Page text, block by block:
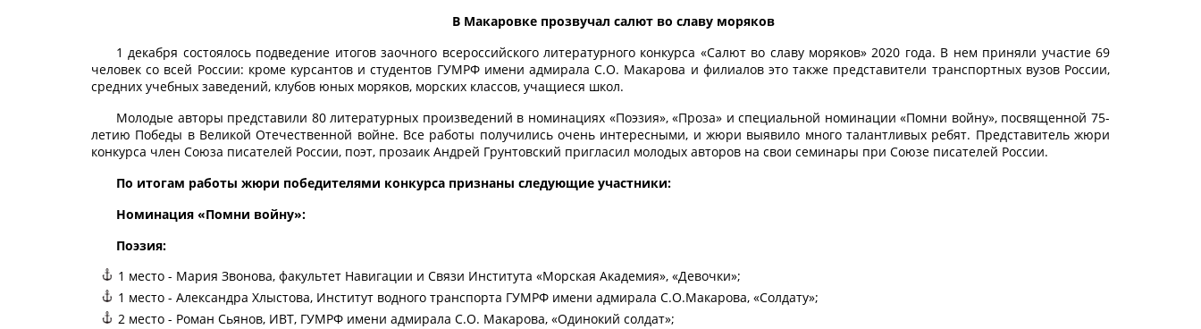
В Макаровке прозвучал салют во славу моряков
1 декабря состоялось подведение итогов заочного всероссийского литературного конкурса «Салют во славу моряков» 2020 года. В нем приняли участие 69
человек со всей России: кроме курсантов и студентов ГУМРФ имени адмирала С.О. Макарова и филиалов это также представители транспортных вузов России,
средних учебных заведений, клубов юных моряков, морских классов, учащиеся школ.
Молодые авторы представили 80 литературных произведений в номинациях «Поэзия», «Проза» и специальной номинации «Помни войну», посвященной 75-
летию Победы в Великой Отечественной войне. Все работы получились очень интересными, и жюри выявило много талантливых ребят. Представитель жюри
конкурса член Союза писателей России, поэт, прозаик Андрей Грунтовский пригласил молодых авторов на свои семинары при Союзе писателей России.
По итогам работы жюри победителями конкурса признаны следующие участники:
Номинация «Помни войну»:
Поэзия:
1 место - Мария Звонова, факультет Навигации и Связи Института «Морская Академия», «Девочки»;
1 место - Александра Хлыстова, Институт водного транспорта ГУМРФ имени адмирала С.О.Макарова, «Солдату»;
2 место - Роман Сьянов, ИВТ, ГУМРФ имени адмирала С.О. Макарова, «Одинокий солдат»;